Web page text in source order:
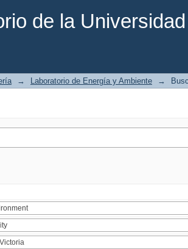
de la
→ Laboratorio de Energía y Ambiente →